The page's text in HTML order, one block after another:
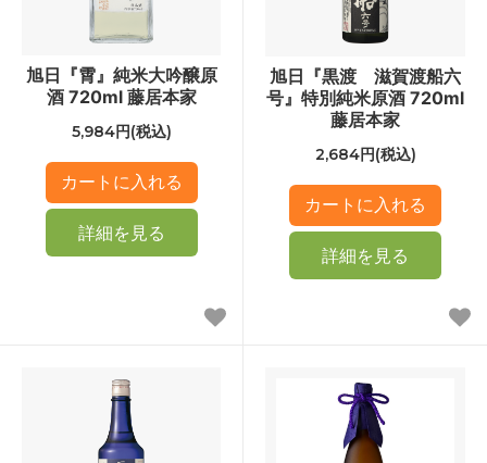
旭日『霄』純米大吟醸原
酒 720ml 藤居本家
5,984円(税込)
詳細を見る
旭日『黒渡 滋賀渡船六
号』特別純米原酒 720ml
藤居本家
2,684円(税込)
詳細を見る